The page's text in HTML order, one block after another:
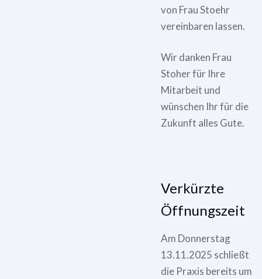
von Frau Stoehr
vereinbaren lassen.
Wir danken Frau
Stoher für Ihre
Mitarbeit und
wünschen Ihr für die
Zukunft alles Gute.
Verkürzte
Öffnungszeit
Am Donnerstag
13.11.2025 schließt
die Praxis bereits um